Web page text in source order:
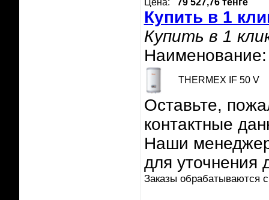
Цена: 79 527,76 тенге
Купить в 1
Купить в 1
Наименование:
THERMEX IF 50 V
Оставьте,
контактные
Наши
для уточнения
Заказы обрабатываются